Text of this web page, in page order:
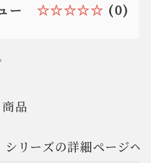
ー ☆☆☆☆☆ (0)
品
シリーズの詳細ページへ